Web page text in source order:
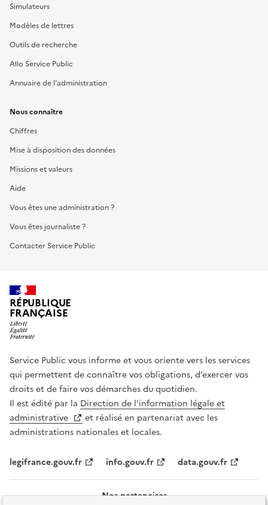
Simulateurs
Modèles de lettres
Outils de recherche
Allo Service Public
Annuaire de l'administration
Nous connaître
Chiffres
Mise à disposition des données
Missions et valeurs
Aide
Vous êtes une administration ?
Vous êtes journaliste ?
Contacter Service Public
RÉPUBLIQUE
FRANÇAISE
Service Public vous informe et vous oriente vers les services
qui permettent de connaître vos obligations, d’exercer vos
droits et de faire vos démarches du quotidien.
Il est édité par la Direction de l’information légale et
administrative
et réalisé en partenariat avec les
administrations nationales et locales.
legifrance.gouv.fr info.gouv.fr data.gouv.fr
Nos partenaires